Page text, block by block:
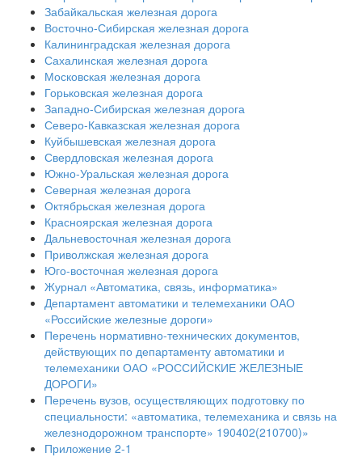
Забайкальская железная дорога
Восточно-Сибирская железная дорога
Калининградская железная дорога
Сахалинская железная дорога
Московская железная дорога
Горьковская железная дорога
Западно-Сибирская железная дорога
Северо-Кавказская железная дорога
Куйбышевская железная дорога
Свердловская железная дорога
Южно-Уральская железная дорога
Северная железная дорога
Октябрьская железная дорога
Красноярская железная дорога
Дальневосточная железная дорога
Приволжская железная дорога
Юго-восточная железная дорога
Журнал «Автоматика, связь, информатика»
Департамент автоматики и телемеханики ОАО
«Российские железные дороги»
Перечень нормативно-технических документов,
действующих по департаменту автоматики и
телемеханики ОАО «РОССИЙСКИЕ ЖЕЛЕЗНЫЕ
ДОРОГИ»
Перечень вузов, осуществляющих подготовку по
специальности: «автоматика, телемеханика и связь на
железнодорожном транспорте» 190402(210700)»
Приложение 2-1